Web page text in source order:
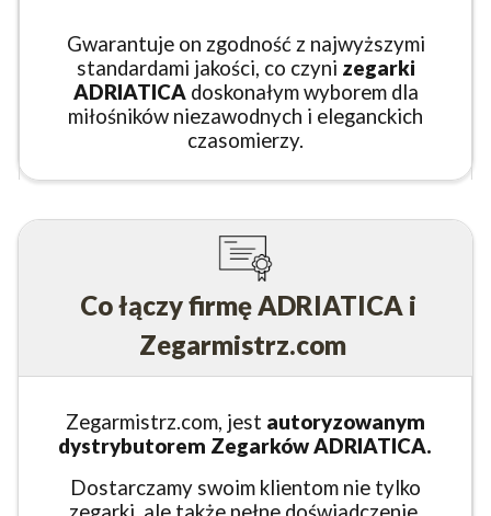
Gwarantuje on zgodność z najwyższymi
standardami jakości, co czyni zegarki
ADRIATICA doskonałym wyborem dla
miłośników niezawodnych i eleganckich
czasomierzy.
Co łączy firmę ADRIATICA i
Zegarmistrz.com
Zegarmistrz.com, jest autoryzowanym
dystrybutorem Zegarków ADRIATICA.
Dostarczamy swoim klientom nie tylko